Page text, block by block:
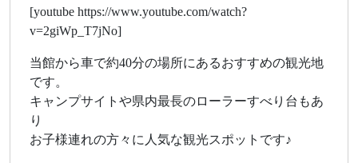
[youtube https://www.youtube.com/watch?
v=2giWp_T7jNo]
当館から車で約40分の場所にあるおすすめの観光地
です。
キャンプサイトや県内最長のローラーすべり台もあ
り
お子様連れの方々に人気な観光スポットです♪